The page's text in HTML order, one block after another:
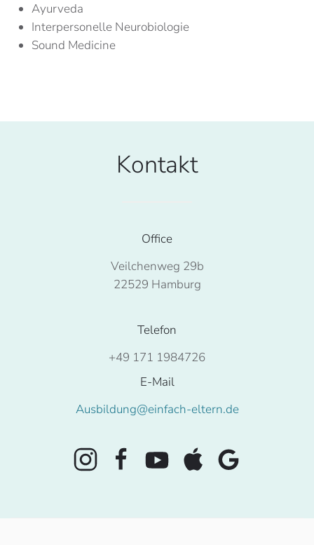
Ayurveda
Interpersonelle Neurobiologie
Sound Medicine
Kontakt
Office
Veilchenweg 29b
22529 Hamburg
Telefon
+49 171 1984726
E-Mail
Ausbildung@einfach-eltern.de